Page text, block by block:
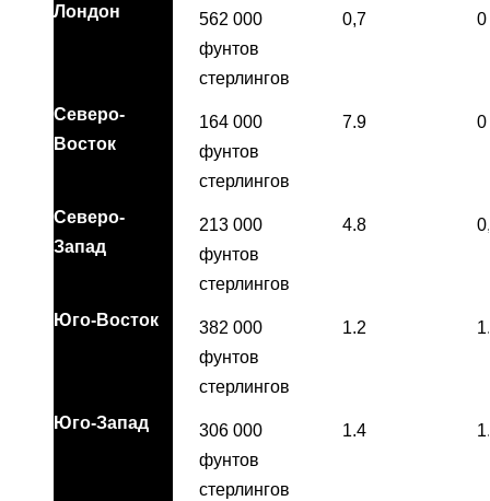
Лондон
562 000
фунтов
стерлингов
0,7 0
Северо-
Восток
164 000
фунтов
стерлингов
7.9 0
Северо-
Запад
213 000
фунтов
стерлингов
4.8
Юго-Восток
382 000
фунтов
стерлингов
1.2
Юго-Запад
306 000
фунтов
стерлингов
1.4